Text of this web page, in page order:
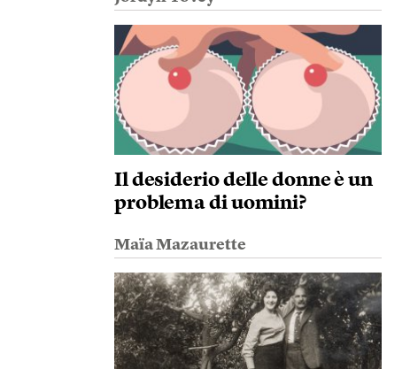
Il desiderio delle donne è un
problema di uomini?
Maïa Mazaurette